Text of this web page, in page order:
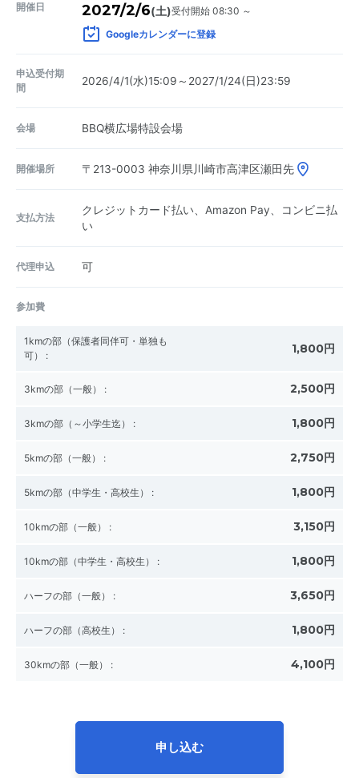
開催日 2027/2/6(土)受付開始 08:30 ～
Googleカレンダーに登録
申込受付期
間
2026/4/1(水)15:09～2027/1/24(日)23:59
会場 BBQ横広場特設会場
開催場所 〒213-0003 神奈川県川崎市高津区瀬田先
支払方法
クレジットカード払い、Amazon Pay、コンビニ払
い
代理申込 可
参加費
1kmの部（保護者同伴可・単独も
可） : 1,800円
3kmの部（一般） : 2,500円
3kmの部（～小学生迄） : 1,800円
5kmの部（一般） : 2,750円
5kmの部（中学生・高校生） : 1,800円
10kmの部（一般） : 3,150円
10kmの部（中学生・高校生） : 1,800円
ハーフの部（一般） : 3,650円
ハーフの部（高校生） : 1,800円
30kmの部（一般） : 4,100円
申し込む